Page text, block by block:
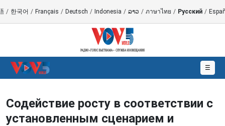
/ 한국어 / Français / Deutsch / Indonesia / ລາວ / ภาษาไทย / Русский /
☰
Содействие росту в соответствии с
установленным сценарием и